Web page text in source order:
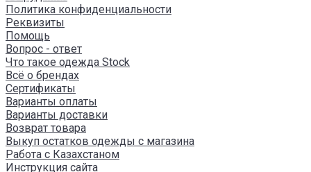
Политика конфиденциальности
Реквизиты
Помощь
Вопрос - ответ
Что такое одежда Stock
Всё о брендах
Сертификаты
Варианты оплаты
Варианты доставки
Возврат товара
Выкуп остатков одежды с магазина
Работа с Казахстаном
Инструкция сайта